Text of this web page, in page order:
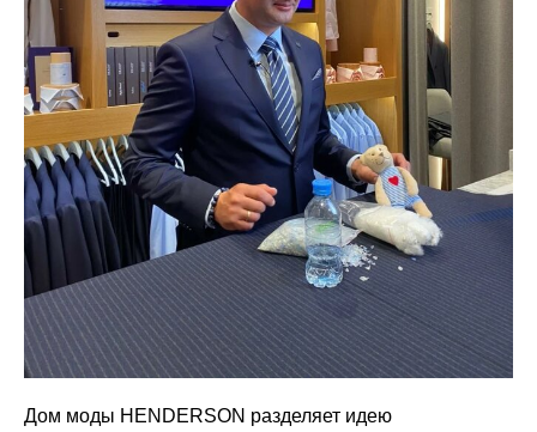
Дом моды HENDERSON разделяет идею